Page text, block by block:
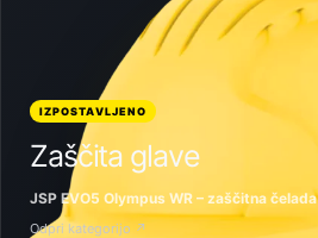
IZPOSTAVLJENO
Zaščita glave
JSP EVO5 Olympus WR – zaščitna čelada
Odpri kategorijo ↗